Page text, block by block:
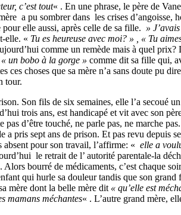
c’est tout« . En une phrase, le père de
a pu sombrer dans les crises d’angoisse,
pour elle aussi, après celle de sa fille. »
elle. « Tu es heureuse avec moi? » , « Tu
comme un remède mais à quel prix?
« un bobo à la gorge » comme dit sa fille qui,
ces choses que sa mère n’a sans doute pu
tour.
Son fils de six semaines, elle l’a secoué
trois ans, est handicapé et vit avec son
d’être touché, ne parle pas, ne marche
a pris sept ans de prison. Et pas revu depuis
absent pour son travail, l’affirme: « elle a
le retrait de l’ autorité parentale-la
Alors bourré de médicaments, c’est chaque
qui hurle sa douleur tandis que son grand
mère dont la belle mère dit « qu’elle est
mamans méchantes« . L’autre grand mère,